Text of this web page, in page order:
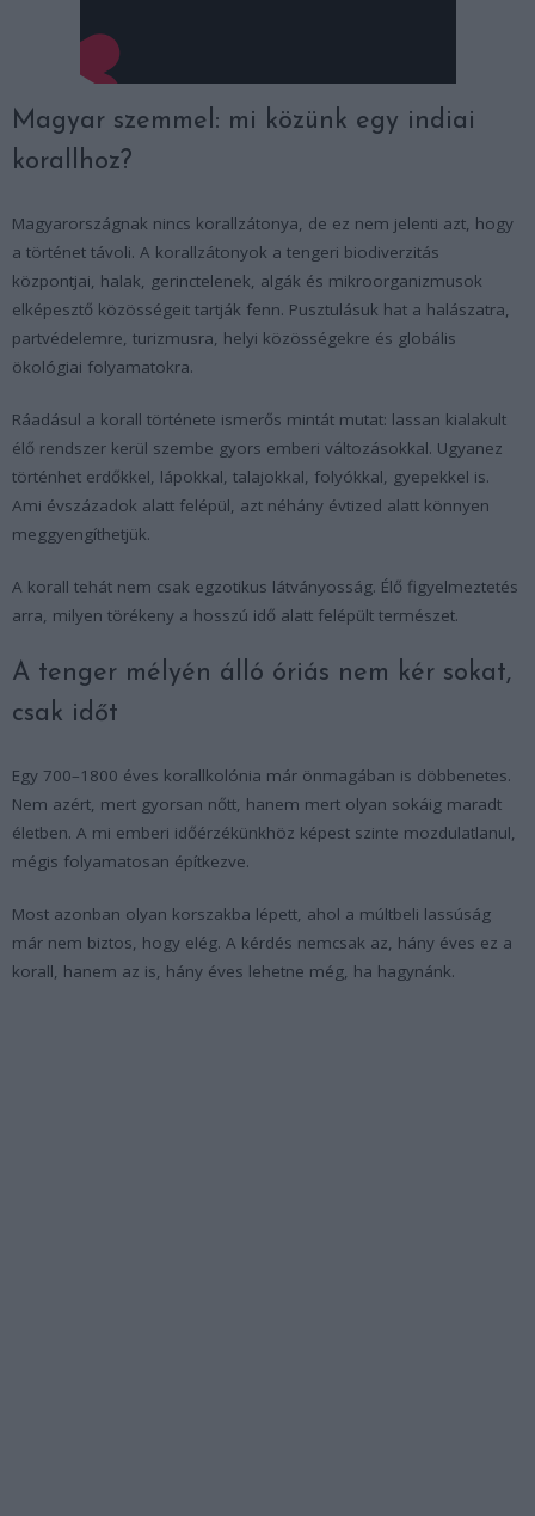
Magyar szemmel: mi közünk egy indiai
korallhoz?
Magyarországnak nincs korallzátonya, de ez nem jelenti azt, hogy
a történet távoli. A korallzátonyok a tengeri biodiverzitás
központjai, halak, gerinctelenek, algák és mikroorganizmusok
elképesztő közösségeit tartják fenn. Pusztulásuk hat a halászatra,
partvédelemre, turizmusra, helyi közösségekre és globális
ökológiai folyamatokra.
Ráadásul a korall története ismerős mintát mutat: lassan kialakult
élő rendszer kerül szembe gyors emberi változásokkal. Ugyanez
történhet erdőkkel, lápokkal, talajokkal, folyókkal, gyepekkel is.
Ami évszázadok alatt felépül, azt néhány évtized alatt könnyen
meggyengíthetjük.
A korall tehát nem csak egzotikus látványosság. Élő figyelmeztetés
arra, milyen törékeny a hosszú idő alatt felépült természet.
A tenger mélyén álló óriás nem kér sokat,
csak időt
Egy 700–1800 éves korallkolónia már önmagában is döbbenetes.
Nem azért, mert gyorsan nőtt, hanem mert olyan sokáig maradt
életben. A mi emberi időérzékünkhöz képest szinte mozdulatlanul,
mégis folyamatosan építkezve.
Most azonban olyan korszakba lépett, ahol a múltbeli lassúság
már nem biztos, hogy elég. A kérdés nemcsak az, hány éves ez a
korall, hanem az is, hány éves lehetne még, ha hagynánk.